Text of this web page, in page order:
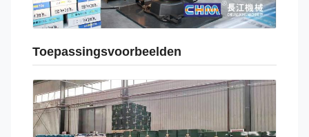
Toepassingsvoorbeelden